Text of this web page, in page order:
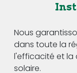
Nous
dans toute la
l'efficacité et la
solaire.